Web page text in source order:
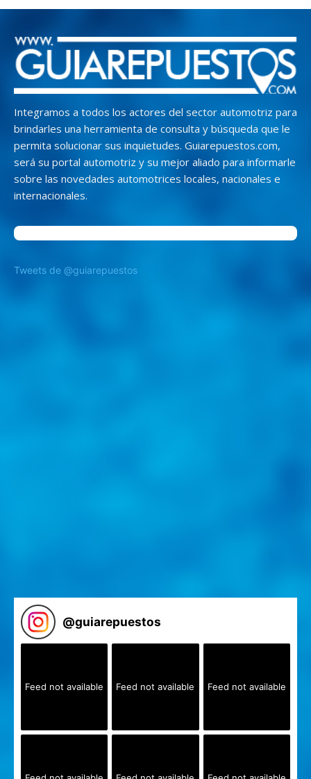
Integramos a todos los actores del sector automotriz para
brindarles una herramienta de consulta y búsqueda que le
permita solucionar sus inquietudes. Guiarepuestos.com,
será su portal automotriz y su mejor aliado para informarle
sobre las novedades automotrices locales, nacionales e
internacionales.
Tweets de @guiarepuestos
@guiarepuestos
Feed not available Feed not available Feed not available